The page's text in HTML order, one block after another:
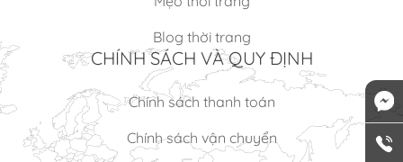
Blog thời trang
CHÍNH SÁCH VÀ QUY ĐỊNH
Chính sách thanh toán
Chính sách vận chuyển